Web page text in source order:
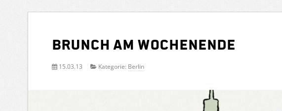
Brunch am Wochenende
15.03.13 Kategorie: Berlin